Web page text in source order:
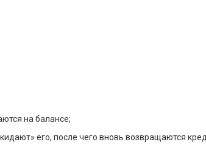
на балансе;
его, после чего вновь возвращаются